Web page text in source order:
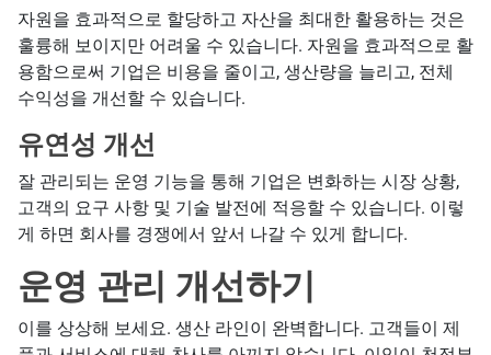
자원을 효과적으로 할당하고 자산을 최대한 활용하는 것은
훌륭해 보이지만 어려울 수 있습니다. 자원을 효과적으로 활
용함으로써 기업은 비용을 줄이고, 생산량을 늘리고, 전체
수익성을 개선할 수 있습니다.
유연성 개선
잘 관리되는 운영 기능을 통해 기업은 변화하는 시장 상황,
고객의 요구 사항 및 기술 발전에 적응할 수 있습니다. 이렇
게 하면 회사를 경쟁에서 앞서 나갈 수 있게 합니다.
운영 관리 개선하기
이를 상상해 보세요. 생산 라인이 완벽합니다. 고객들이 제